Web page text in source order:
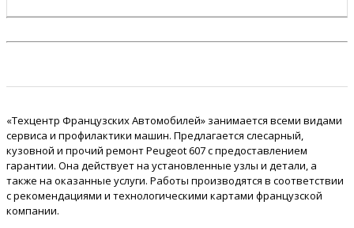
«Техцентр Французских Автомобилей» занимается всеми видами
сервиса и профилактики машин. Предлагается слесарный,
кузовной и прочий ремонт Peugeot 607 с предоставлением
гарантии. Она действует на установленные узлы и детали, а
также на оказанные услуги. Работы производятся в соответствии
с рекомендациями и технологическими картами французской
компании.